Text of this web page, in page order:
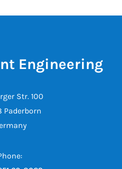
Engineering
Str. 100
Paderborn